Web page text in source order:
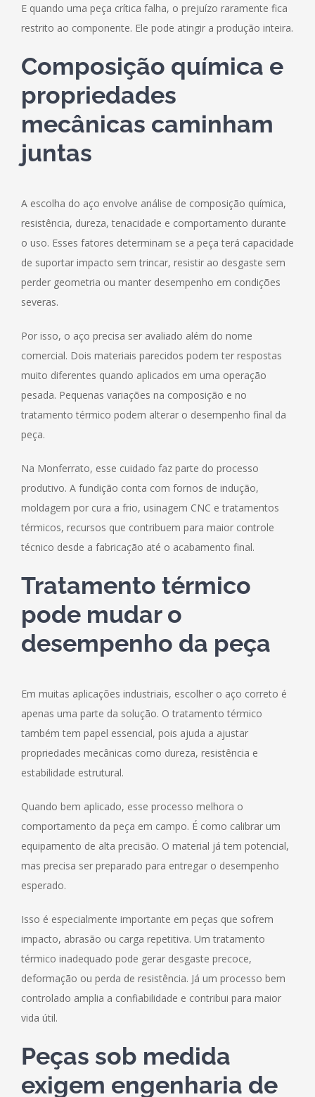
E quando uma peça crítica falha, o prejuízo raramente fica
restrito ao componente. Ele pode atingir a produção inteira.
Composição química e
propriedades
mecânicas caminham
juntas
A escolha do aço envolve análise de composição química,
resistência, dureza, tenacidade e comportamento durante
o uso. Esses fatores determinam se a peça terá capacidade
de suportar impacto sem trincar, resistir ao desgaste sem
perder geometria ou manter desempenho em condições
severas.
Por isso, o aço precisa ser avaliado além do nome
comercial. Dois materiais parecidos podem ter respostas
muito diferentes quando aplicados em uma operação
pesada. Pequenas variações na composição e no
tratamento térmico podem alterar o desempenho final da
peça.
Na Monferrato, esse cuidado faz parte do processo
produtivo. A fundição conta com fornos de indução,
moldagem por cura a frio, usinagem CNC e tratamentos
térmicos, recursos que contribuem para maior controle
técnico desde a fabricação até o acabamento final.
Tratamento térmico
pode mudar o
desempenho da peça
Em muitas aplicações industriais, escolher o aço correto é
apenas uma parte da solução. O tratamento térmico
também tem papel essencial, pois ajuda a ajustar
propriedades mecânicas como dureza, resistência e
estabilidade estrutural.
Quando bem aplicado, esse processo melhora o
comportamento da peça em campo. É como calibrar um
equipamento de alta precisão. O material já tem potencial,
mas precisa ser preparado para entregar o desempenho
esperado.
Isso é especialmente importante em peças que sofrem
impacto, abrasão ou carga repetitiva. Um tratamento
térmico inadequado pode gerar desgaste precoce,
deformação ou perda de resistência. Já um processo bem
controlado amplia a confiabilidade e contribui para maior
vida útil.
Peças sob medida
exigem engenharia de